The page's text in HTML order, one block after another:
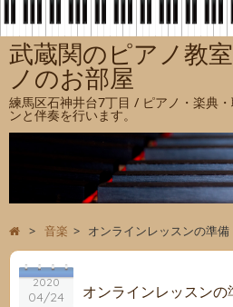
武蔵関のピアノ教
ノのお部屋
練馬区石神井台7丁目 / ピアノ・楽典
ンと伴奏を行います。
> 音楽 > オンラインレッスンの準備
2020
04/24 オンラインレッスンの